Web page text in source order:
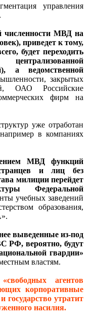
управления
численности МВД на
приведет к тому,
будет переходить
а ведомственной
закрытых
ОАО Российские
фирм на
уже отработан
в компаниях
МВД функций
и лиц без
милиции перейдет
Федеральной
учебных заведений
образования,
выведенные из-под
РФ, вероятно, будут
гвардии»
властям.
агентов
корпоративные
государство утратит
насилия.